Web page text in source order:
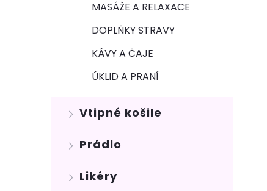
MASÁŽE A RELAXACE
DOPLŇKY STRAVY
KÁVY A ČAJE
ÚKLID A PRANÍ
Vtipné košile
Prádlo
Likéry